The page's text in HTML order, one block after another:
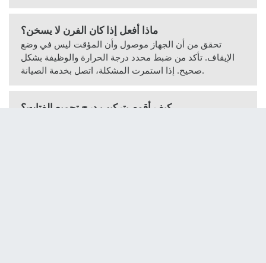
ماذا أفعل إذا كان الفرن لا يسخن؟
تحقق من أن الجهاز موصول وأن المؤقت ليس في وضع
الإيقاف. تأكد من ضبط محدد درجة الحرارة والوظيفة بشكل
صحيح. إذا استمرت المشكلة، اتصل بخدمة الصيانة.
كيف أقوم بتركيب درج تجميع الفتات؟